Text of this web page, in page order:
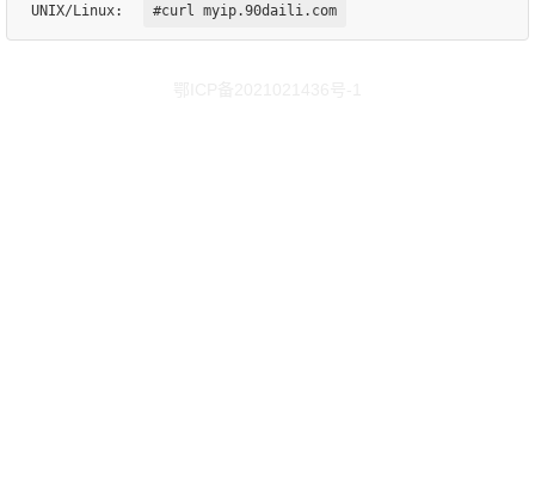
UNIX/Linux: #curl myip.90daili.com